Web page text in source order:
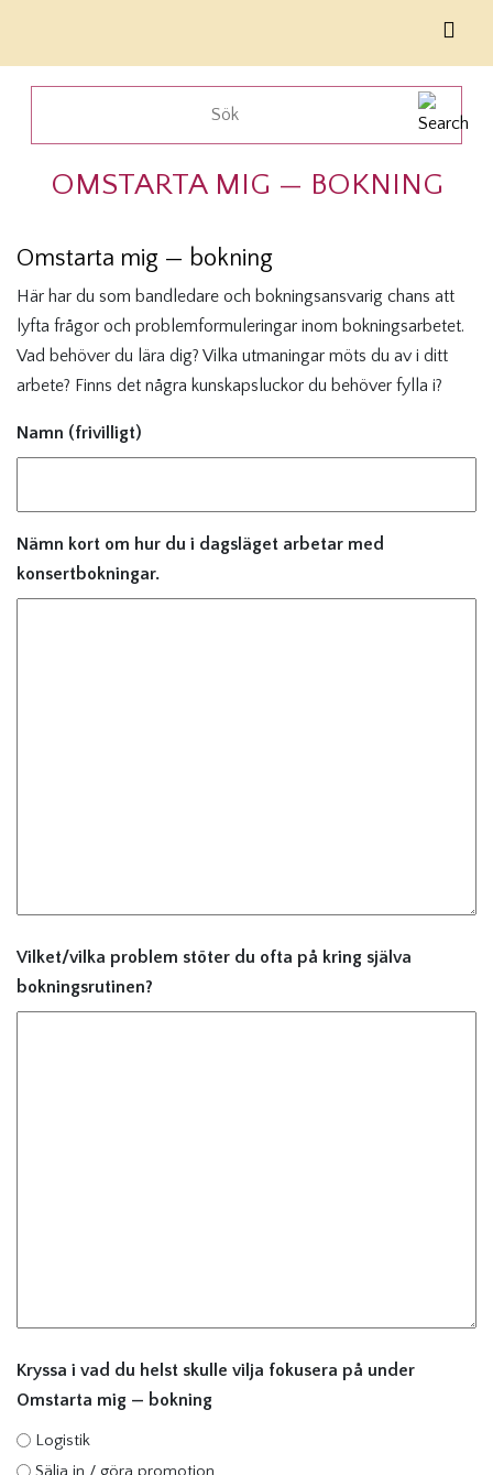
OMSTARTA MIG — BOKNING
Omstarta mig — bokning
Här har du som bandledare och bokningsansvarig chans att
lyfta frågor och problemformuleringar inom bokningsarbetet.
Vad behöver du lära dig? Vilka utmaningar möts du av i ditt
arbete? Finns det några kunskapsluckor du behöver fylla i?
Namn (frivilligt)
Nämn kort om hur du i dagsläget arbetar med
konsertbokningar.
Vilket/vilka problem stöter du ofta på kring själva
bokningsrutinen?
Kryssa i vad du helst skulle vilja fokusera på under
Omstarta mig — bokning
Logistik
Sälja in / göra promotion